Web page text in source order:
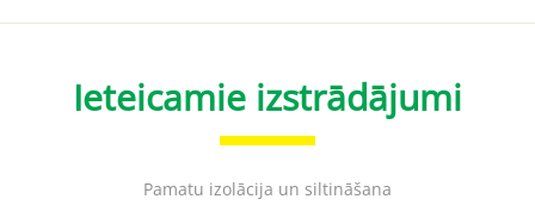
Ieteicamie izstrādājumi
Pamatu izolācija un siltināšana